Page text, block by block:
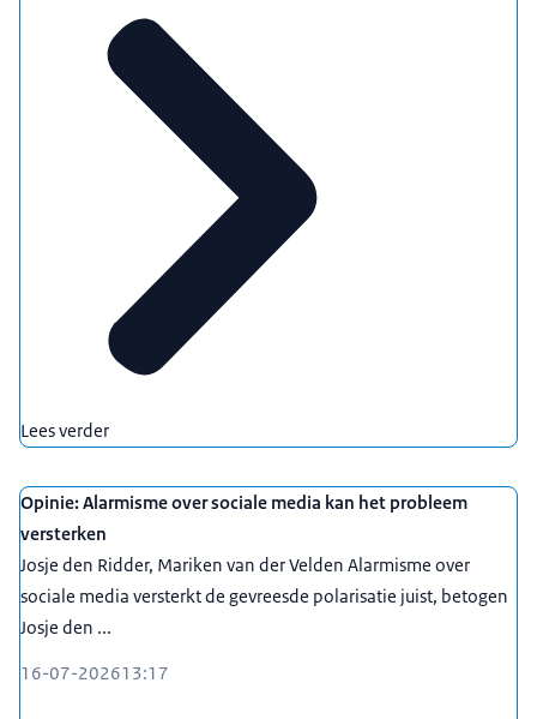
Lees verder
Opinie: Alarmisme over sociale media kan het probleem
versterken
Josje den Ridder, Mariken van der Velden Alarmisme over
sociale media versterkt de gevreesde polarisatie juist, betogen
Josje den ...
16-07-202613:17